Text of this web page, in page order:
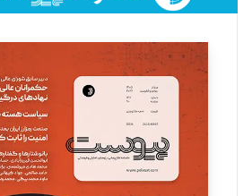
فائزه فتحی رستمی
تحریریه
سروش کرمیان
تحریریه
مینا پاکدل